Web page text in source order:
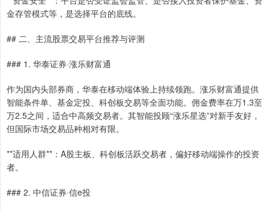
金存管模式等，是选择平台的底线。
## 二、主流股票交易平台推荐与评测
### 1. 华泰证券·涨乐财富通
作为国内头部券商，华泰在移动端体验上持续领跑。涨乐财富通提供
智能条件单、基金定投、科创板交易等全面功能。佣金费率在万1.3至
万2.5之间，适合中高频交易者。其智能投顾“涨乐星选”对新手友好，
但国际市场交易品种相对有限。
**适用人群**：A股主板、科创板活跃交易者，偏好移动端操作的投资
者。
### 2. 中信证券·信e投